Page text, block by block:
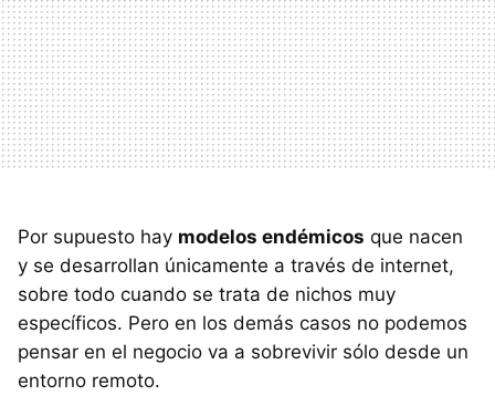
Por supuesto hay modelos endémicos que nacen
y se desarrollan únicamente a través de internet,
sobre todo cuando se trata de nichos muy
específicos. Pero en los demás casos no podemos
pensar en el negocio va a sobrevivir sólo desde un
entorno remoto.